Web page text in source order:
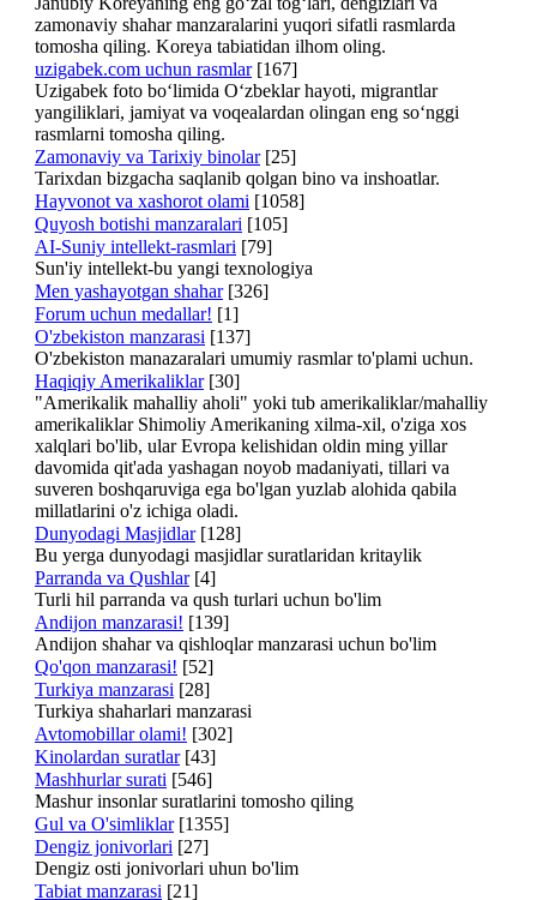
zamonaviy shahar manzaralarini yuqori sifatli rasmlarda
tomosha qiling. Koreya tabiatidan ilhom oling.
uzigabek.com uchun rasmlar [167]
Uzigabek foto bo‘limida O‘zbeklar hayoti, migrantlar
yangiliklari, jamiyat va voqealardan olingan eng so‘nggi
rasmlarni tomosha qiling.
Zamonaviy va Tarixiy binolar [25]
Tarixdan bizgacha saqlanib qolgan bino va inshoatlar.
Hayvonot va xashorot olami [1058]
Quyosh botishi manzaralari [105]
AI-Suniy intellekt-rasmlari [79]
Sun'iy intellekt-bu yangi texnologiya
Men yashayotgan shahar [326]
Forum uchun medallar! [1]
O'zbekiston manzarasi [137]
O'zbekiston manazaralari umumiy rasmlar to'plami uchun.
Haqiqiy Amerikaliklar [30]
"Amerikalik mahalliy aholi" yoki tub amerikaliklar/mahalliy
amerikaliklar Shimoliy Amerikaning xilma-xil, o'ziga xos
xalqlari bo'lib, ular Evropa kelishidan oldin ming yillar
davomida qit'ada yashagan noyob madaniyati, tillari va
suveren boshqaruviga ega bo'lgan yuzlab alohida qabila
millatlarini o'z ichiga oladi.
Dunyodagi Masjidlar [128]
Bu yerga dunyodagi masjidlar suratlaridan kritaylik
Parranda va Qushlar [4]
Turli hil parranda va qush turlari uchun bo'lim
Andijon manzarasi! [139]
Andijon shahar va qishloqlar manzarasi uchun bo'lim
Qo'qon manzarasi! [52]
Turkiya manzarasi [28]
Turkiya shaharlari manzarasi
Avtomobillar olami! [302]
Kinolardan suratlar [43]
Mashhurlar surati [546]
Mashur insonlar suratlarini tomosho qiling
Gul va O'simliklar [1355]
Dengiz jonivorlari [27]
Dengiz osti jonivorlari uhun bo'lim
Tabiat manzarasi [21]